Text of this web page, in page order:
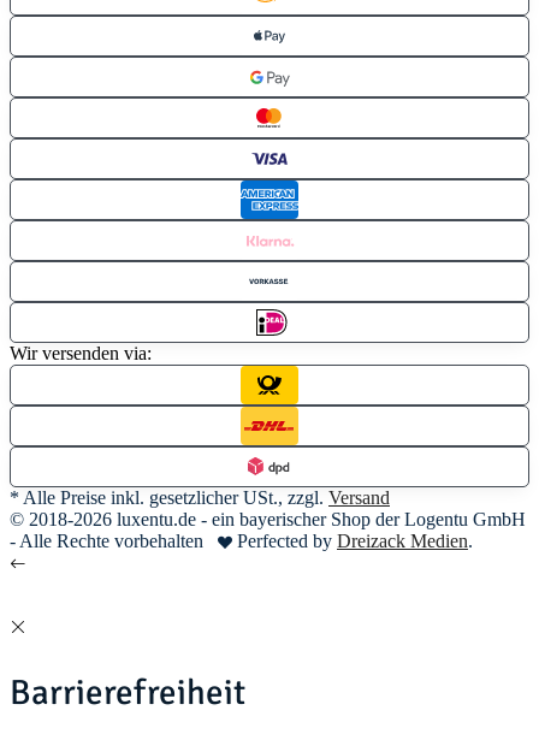
Wir versenden via:
* Alle Preise inkl. gesetzlicher USt., zzgl. Versand
© 2018-2026 luxentu.de - ein bayerischer Shop der Logentu GmbH
- Alle Rechte vorbehalten
Perfected by Dreizack Medien.
Barrierefreiheit